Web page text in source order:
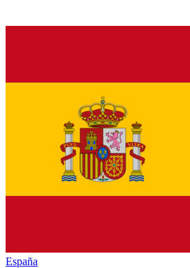
España